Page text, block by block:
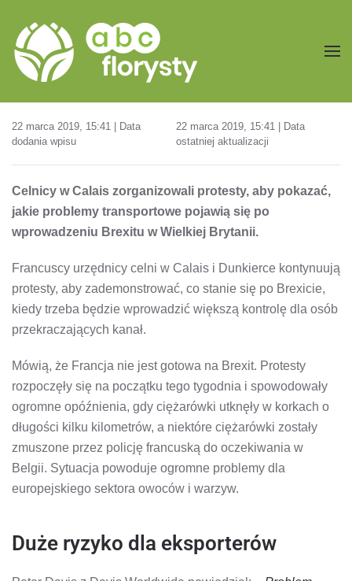
Przejdź do treści głównej
22 marca 2019, 15:41 | Data
dodania wpisu
22 marca 2019, 15:41 | Data
ostatniej aktualizacji
Celnicy w Calais zorganizowali protesty, aby pokazać,
jakie problemy transportowe pojawią się po
wprowadzeniu Brexitu w Wielkiej Brytanii.
Francuscy urzędnicy celni w Calais i Dunkierce kontynuują
protesty, aby zademonstrować, co stanie się po Brexicie,
kiedy trzeba będzie wprowadzić większą kontrolę dla osób
przekraczających kanał.
Mówią, że Francja nie jest gotowa na Brexit. Protesty
rozpoczęły się na początku tego tygodnia i spowodowały
ogromne opóźnienia, gdy ciężarówki utknęły w korkach o
długości kilku kilometrów, a niektóre ciężarówki zostały
zmuszone przez policję francuską do oczekiwania w
Belgii. Sytuacja powoduje ogromne problemy dla
europejskiego sektora owoców i warzyw.
Duże ryzyko dla eksporterów